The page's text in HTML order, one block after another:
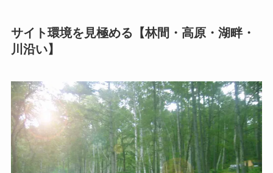
サイト環境を見極める【林間・高原・湖畔・
川沿い】